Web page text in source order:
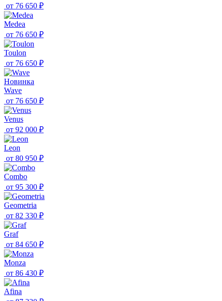
от 76 650 ₽
Medea
от 76 650 ₽
Toulon
от 76 650 ₽
Новинка
Wave
от 76 650 ₽
Venus
от 92 000 ₽
Leon
от 80 950 ₽
Combo
от 95 300 ₽
Geometria
от 82 330 ₽
Graf
от 84 650 ₽
Monza
от 86 430 ₽
Afina